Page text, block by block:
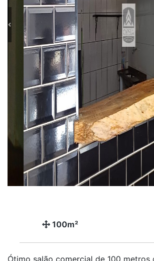
100m²
Ótimo salão comercial de 100 metros